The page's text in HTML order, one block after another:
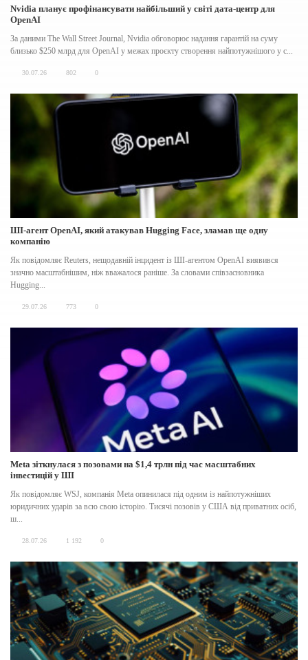
Nvidia планує профiнансувати найбiльший у свiтi дата-центр для
OpenAI
За даними The Wall Street Journal, Nvidia обговорює надання гарантій на суму
близько $250 млрд для OpenAI у межах проєкту створення найпотужнішого у с...
30.07.26 802 0
ШІ-агент OpenAI, який атакував Hugging Face, зламав ще одну
компанію
Як повідомляє Reuters, нещодавній інцидент із ШІ-агентом OpenAI виявився
значно масштабнішим, ніж вважалося раніше. За словами співзасновника
Hugging...
29.07.26 773 0
Meta зіткнулася з позовами на $1,4 трлн під час масштабних
інвестицій у ШІ
Як повідомляє WSJ, компанія Meta опинилася під одним із найпотужніших
юридичних ударів за всю свою історію. Тисячі позовів у США від приватних осіб,
ш...
28.07.26 1 192 0